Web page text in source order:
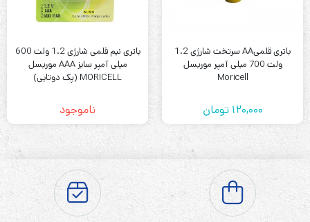
باتری قلمیAA سرتخت شارژی 1.2
ولت 700 میلی آمپر موریسل
Moricell
120,000 تومان
باتری نیم قلمی شارژی 1.2 ولت 600
میلی آمپر سایز AAA موریسل
MORICELL (پک دوتایی)
ناموجود